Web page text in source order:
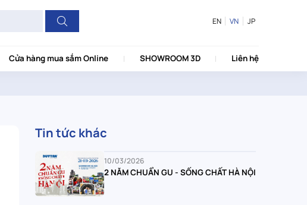
EN VN JP
Cửa hàng mua sắm Online SHOWROOM 3D Liên hệ
Tin tức khác
10/03/2026
2 NĂM CHUẨN GU - SỐNG CHẤT HÀ NỘI